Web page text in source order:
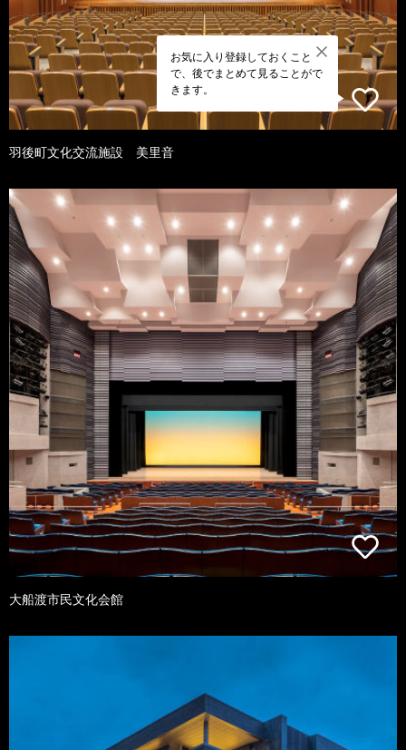
お気に入り登録しておくこと
で、後でまとめて見ることがで
きます。
羽後町文化交流施設 美里音
大船渡市民文化会館